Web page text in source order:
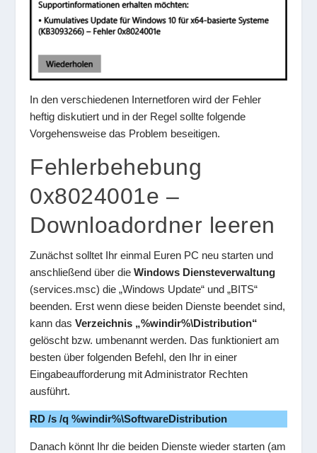
In den verschiedenen Internetforen wird der Fehler
heftig diskutiert und in der Regel sollte folgende
Vorgehensweise das Problem beseitigen.
Fehlerbehebung
0x8024001e –
Downloadordner leeren
Zunächst solltet Ihr einmal Euren PC neu starten und
anschließend über dieWindows Diensteverwaltung
(services.msc) die „Windows Update“ und „BITS“
beenden. Erst wenn diese beiden Dienste beendet sind,
kann dasVerzeichnis „%windir%\Distribution“
gelöscht bzw. umbenannt werden. Das funktioniert am
besten über folgenden Befehl, den Ihr in einer
Eingabeaufforderung mit Administrator Rechten
ausführt.
RD /s /q %windir%\SoftwareDistribution
Danach könnt Ihr die beiden Dienste wieder starten (am